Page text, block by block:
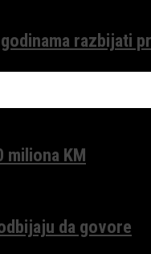
razbijati
KM
da govore